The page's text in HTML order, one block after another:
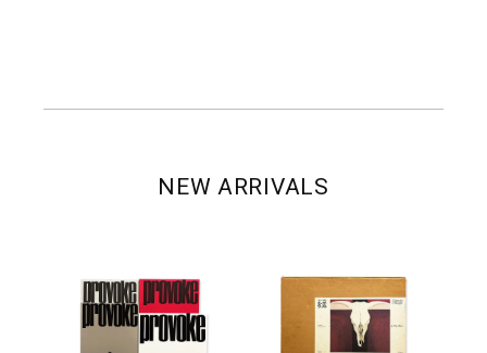
NEW ARRIVALS